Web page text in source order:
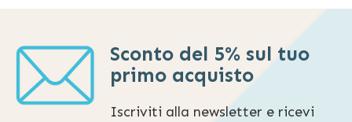
Sconto del 5% sul tuo
primo acquisto
Iscriviti alla newsletter e ricevi